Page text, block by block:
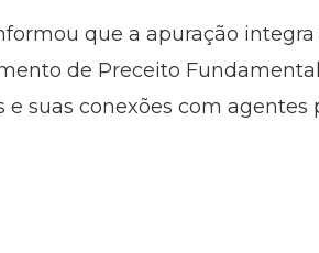
que a apuração
de Preceito
suas conexões com agentes